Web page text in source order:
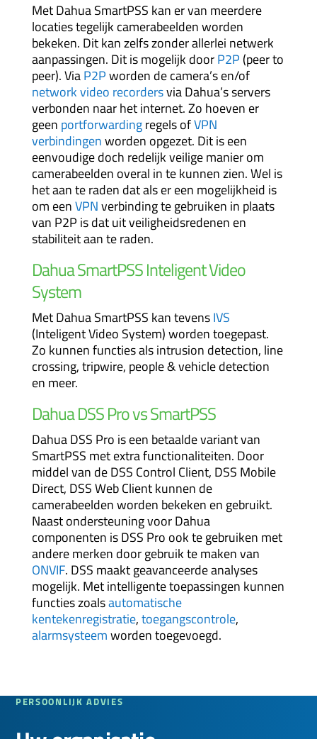
Met Dahua SmartPSS kan er van meerdere
locaties tegelijk camerabeelden worden
bekeken. Dit kan zelfs zonder allerlei netwerk
aanpassingen. Dit is mogelijk doorP2P (peer to
peer). ViaP2Pworden de camera’s en/of
network video recordersvia Dahua’s servers
verbonden naar het internet. Zo hoeven er
geen portforwardingregels ofVPN
verbindingenworden opgezet. Dit is een
eenvoudige doch redelijk veilige manier om
camerabeelden overal in te kunnen zien. Wel is
het aan te raden dat als er een mogelijkheid is
om eenVPNverbinding te gebruiken in plaats
van P2P is dat uit veiligheidsredenen en
stabiliteit aan te raden.
Dahua SmartPSS Inteligent Video
System
Met Dahua SmartPSS kan tevensIVS
(Inteligent Video System) worden toegepast.
Zo kunnen functies als intrusion detection, line
crossing, tripwire, people & vehicle detection
en meer.
Dahua DSS Pro vs SmartPSS
Dahua DSS Pro is een betaalde variant van
SmartPSS met extra functionaliteiten. Door
middel van de DSS Control Client, DSS Mobile
Direct, DSS Web Client kunnen de
camerabeelden worden bekeken en gebruikt.
Naast ondersteuning voor Dahua
componenten is DSS Pro ook te gebruiken met
andere merken door gebruik te maken van
ONVIF. DSS maakt geavanceerde analyses
mogelijk. Met intelligente toepassingen kunnen
functies zoalsautomatische
kentekenregistratie,toegangscontrole,
alarmsysteemworden toegevoegd.
PERSOONLIJK ADVIES